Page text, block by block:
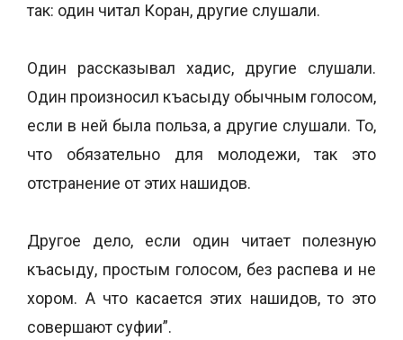
так: один читал Коран, другие слушали.
Один рассказывал хадис, другие слушали.
Один произносил къасыду обычным голосом,
если в ней была польза, а другие слушали. То,
что обязательно для молодежи, так это
отстранение от этих нашидов.
Другое дело, если один читает полезную
къасыду, простым голосом, без распева и не
хором. А что касается этих нашидов, то это
совершают суфии”.